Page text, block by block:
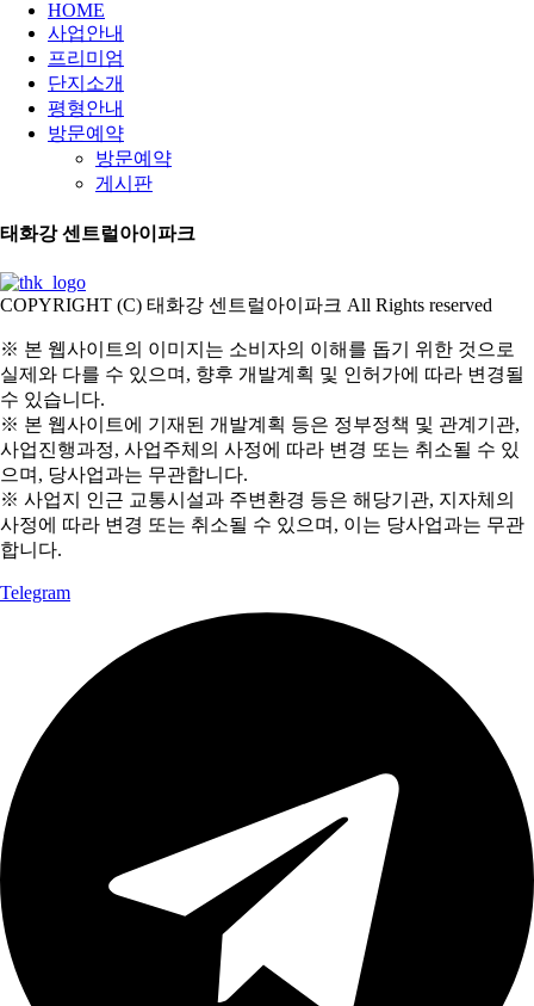
HOME
사업안내
프리미엄
단지소개
평형안내
방문예약
방문예약
게시판
태화강 센트럴아이파크
COPYRIGHT (C) 태화강 센트럴아이파크 All Rights reserved
※ 본 웹사이트의 이미지는 소비자의 이해를 돕기 위한 것으로
실제와 다를 수 있으며, 향후 개발계획 및 인허가에 따라 변경될
수 있습니다.
※ 본 웹사이트에 기재된 개발계획 등은 정부정책 및 관계기관,
사업진행과정, 사업주체의 사정에 따라 변경 또는 취소될 수 있
으며, 당사업과는 무관합니다.
※ 사업지 인근 교통시설과 주변환경 등은 해당기관, 지자체의
사정에 따라 변경 또는 취소될 수 있으며, 이는 당사업과는 무관
합니다.
Telegram